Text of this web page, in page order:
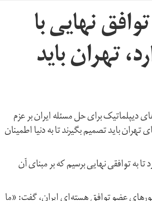
نهایی با
تهران باید
دیپلماتیک برای حل مسئله ایران بر عزم
باید تصمیم بگیرند تا به دنیا اطمینان
به توافقی نهایی برسیم که بر مبنای آن